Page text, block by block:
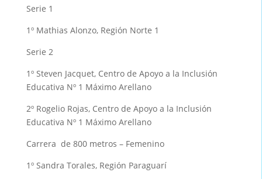
Serie 1
1º Mathias Alonzo, Región Norte 1
Serie 2
1º Steven Jacquet, Centro de Apoyo a la Inclusión
Educativa Nº 1 Máximo Arellano
2º Rogelio Rojas, Centro de Apoyo a la Inclusión
Educativa Nº 1 Máximo Arellano
Carrera de 800 metros – Femenino
1º Sandra Torales, Región Paraguarí